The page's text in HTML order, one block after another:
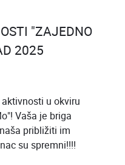
"ZAJEDNO
2025
u okviru
Vaša je briga
približiti im
su spremni!!!!